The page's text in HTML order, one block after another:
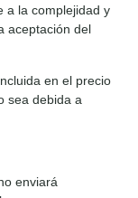
a la complejidad y
aceptación del
en el precio
sea debida a
enviará